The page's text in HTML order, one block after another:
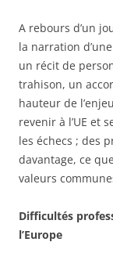
A rebours d’un
la narration
un récit de
trahison, un
hauteur de
revenir à l’UE et
les échecs ; des
davantage, ce
valeurs
Difficultés
l’Europe